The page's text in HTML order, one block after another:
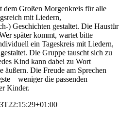
dem Großen Morgenkreis für alle
mitLiedern,
) Geschichten gestaltet. Die Haustür
später kommt, wartet bitte
ein Tageskreis mit Liedern,
Die Gruppetauscht sich zu
Kindkann dabei zu Wort
äußern. Die Freude am Sprechen
– weniger die passenden
Kinder.